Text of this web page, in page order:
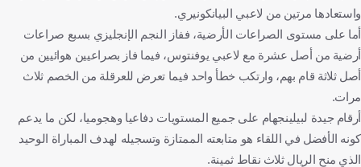
واستعادها مرتين من لاعبي البيانكونيري.
أما على مستوى الصراعات الأرضية، ففاز النجم الإنجليزي بسبع صراعات
أرضية من أصل عشرة مع لاعبي يوفنتوس، فيما فاز بصراعيين هوائيين من
أصل ثلاثة قام بهم، وارتكب خطأ واحد فيما تعرض للعرقلة من الخصم ثلاث
مرات.
أرقام جيدة لبيلينجهام على جميع المستويات دفاعيا وهجوميا، لكن ما يدعم
كونه الأفضل في اللقاء هو متابعته الممتازة وتسجيله لهدف المباراة الوحيد
الذي منح الريال ثلاث نقاط ثمينة.